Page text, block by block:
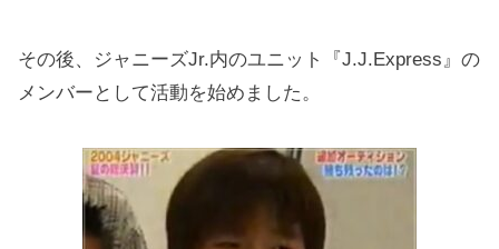
その後、ジャニーズJr.内のユニット『J.J.Express』の
メンバーとして活動を始めました。